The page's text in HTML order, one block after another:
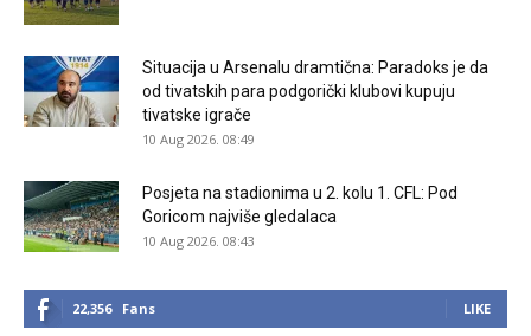
Situacija u Arsenalu dramtična: Paradoks je da
od tivatskih para podgorički klubovi kupuju
tivatske igrače
10 Aug 2026. 08:49
Posjeta na stadionima u 2. kolu 1. CFL: Pod
Goricom najviše gledalaca
10 Aug 2026. 08:43
22,356 Fans LIKE